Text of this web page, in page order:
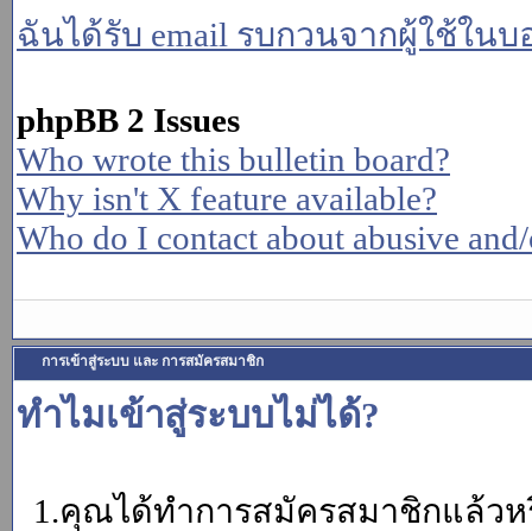
ฉันได้รับ email รบกวนจากผู้ใช้ใน
phpBB 2 Issues
Who wrote this bulletin board?
Why isn't X feature available?
Who do I contact about abusive
การเข้าสู่ระบบ และ การสมัครสมาชิก
ทำไมเข้าสู่ระบบไม่ได้?
1.คุณได้ทำการสมัครสมาชิกแล้ว